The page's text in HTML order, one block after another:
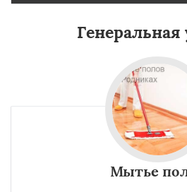
Генеральная
Мытье